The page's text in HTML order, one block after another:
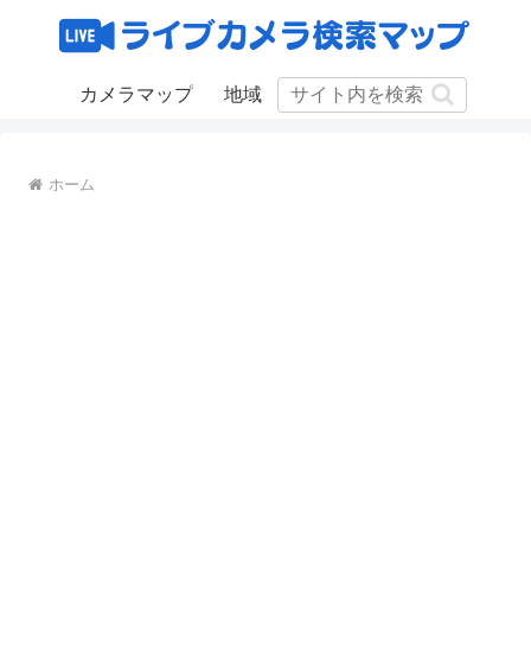
カメラマップ 地域
ホーム